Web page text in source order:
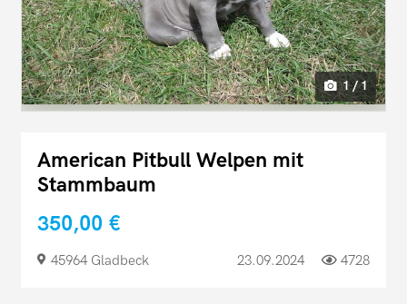
1 / 1
American Pitbull Welpen mit
Stammbaum
350,00 €
45964 Gladbeck 23.09.2024 4728